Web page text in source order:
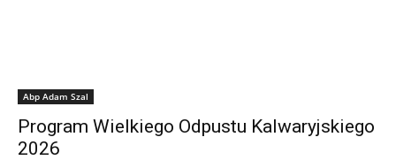
Abp Adam Szal
Program Wielkiego Odpustu Kalwaryjskiego
2026